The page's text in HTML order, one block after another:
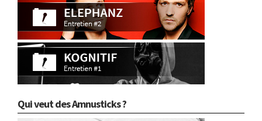
Qui veut des Amnusticks ?